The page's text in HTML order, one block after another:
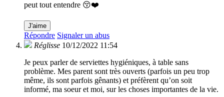
peut tout entendre 😚❤️
J'aime
Répondre Signaler un abus
Réglisse 10/12/2022 11:54
Je peux parler de serviettes hygiéniques, à table sans
problème. Mes parent sont très ouverts (parfois un peu trop
même, ils sont parfois gênants) et préfèrent qu’on soit
informé, ma soeur et moi, sur les choses importantes de la vie.